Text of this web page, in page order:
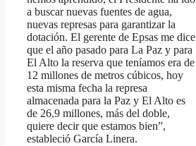
a buscar nuevas fuentes de agua,
nuevas represas para garantizar la
dotación. El gerente de Epsas me dice
que el año pasado para La Paz y para
El Alto la reserva que teníamos era de
12 millones de metros cúbicos, hoy
esta misma fecha la represa
almacenada para la Paz y El Alto es
de 26,9 millones, más del doble,
quiere decir que estamos bien”,
estableció García Linera.